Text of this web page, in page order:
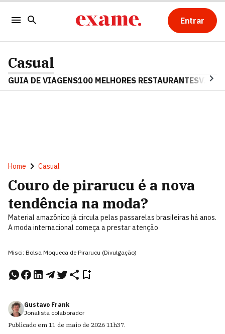
Entrar
Casual
GUIA DE VIAGENS100 MELHORES RESTAURANTES
Home Casual
Couro de pirarucu é a nova
tendência na moda?
Material amazônico já circula pelas passarelas brasileiras há anos.
A moda internacional começa a prestar atenção
Misci: Bolsa Moqueca de Pirarucu (Divulgação)
Gustavo Frank
Jonalista colaborador
Publicado em 11 de maio de 2026 11h37.